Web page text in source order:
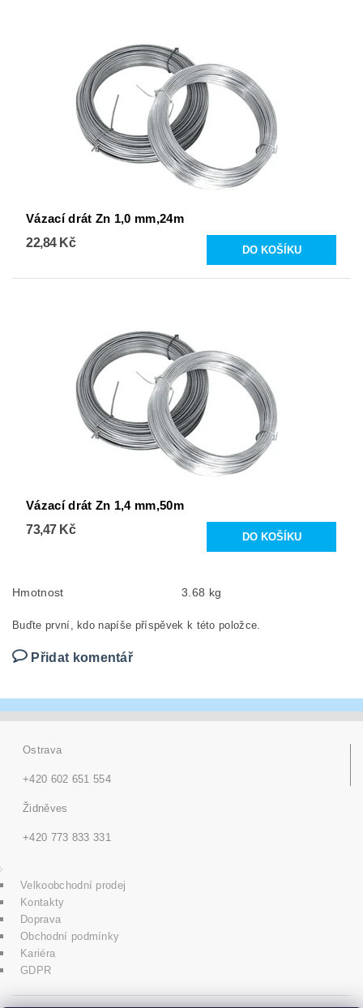
Vázací drát Zn 1,0 mm,24m
22,84 Kč
Vázací drát Zn 1,4 mm,50m
73,47 Kč
Hmotnost 3.68 kg
Buďte první, kdo napíše příspěvek k této položce.
Přidat komentář
Ostrava
+420 602 651 554
Židněves
+420 773 833 331
Velkoobchodní prodej
Kontakty
Doprava
Obchodní podmínky
Kariéra
GDPR